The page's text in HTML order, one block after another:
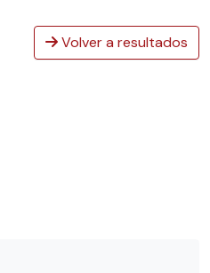
Volver a resultados